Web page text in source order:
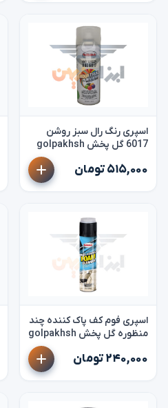
اسپری رنگ رال سبز روشن
6017 گل پخش golpakhsh
۵۱۵,۰۰۰ تومان
اسپری فوم کف پاک کننده چند
منظوره گل پخش golpakhsh
۲۴۰,۰۰۰ تومان